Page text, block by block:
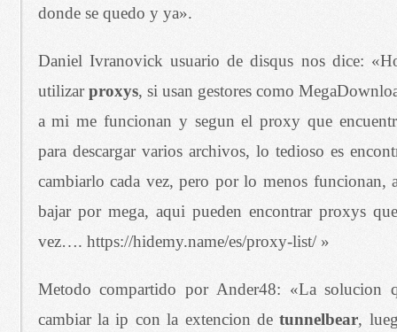
donde se quedo y ya».
Daniel Ivranovick usuario de disqus nos dice:
utilizarproxys, si usan gestores como
a mi me funcionan y segun el proxy que
para descargar varios archivos, lo tedioso es
cambiarlo cada vez, pero por lo menos funcionan,
bajar por mega, aqui pueden encontrar proxys
vez…. https://hidemy.name/es/proxy-list/ »
Metodo compartido por Ander48: «La solucion
cambiar la ip con la extencion detunnelbear,